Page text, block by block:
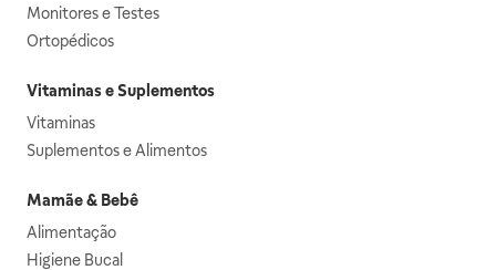
Monitores e Testes
Ortopédicos
Vitaminas e Suplementos
Vitaminas
Suplementos e Alimentos
Mamãe & Bebê
Alimentação
Higiene Bucal